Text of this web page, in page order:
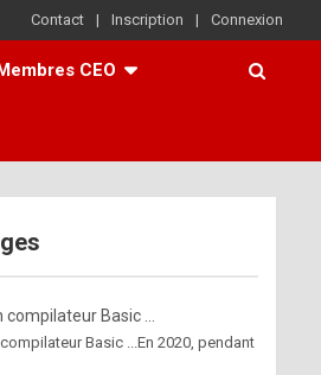
Contact Inscription Connexion
CEO
compilateur Basic ...
Basic ...En 2020, pendant